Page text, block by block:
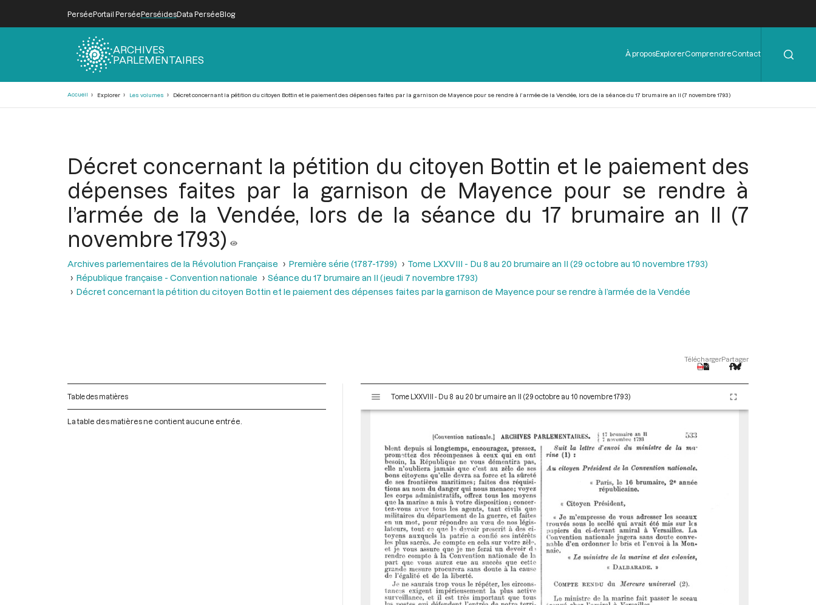
PerséePortail PerséePerséidesData PerséeBlog
ARCHIVES
PARLEMENTAIRES
Menu
de
À proposExplorerComprendreContact
Accueil Explorer Les volumes Décret concernant la pétition du citoyen Bottin et le paiement des dépenses faites par la garnison de Mayence pour se rendre à l’armée de la Vendée, lors de la séance du 17 brumaire an II (7 novembre 1793)
Décret concernant la pétition du citoyen Bottin et le paiement des
dépenses faites par la garnison de Mayence pour se rendre à
l’armée de la Vendée, lors de la séance du 17 brumaire an II (7
novembre 1793)
Archives parlementaires de la Révolution Française Première série (1787-1799)
Tome LXXVIII - Du 8 au 20 brumaire an II (29 octobre au 10 novembre 1793)
République française - Convention nationale
Séance du 17 brumaire an II (jeudi 7 novembre 1793)
Décret concernant la pétition du citoyen Bottin et le paiement des dépenses faites par la garnison de Mayence pour se rendre à l’armée de la Vendée
TéléchargerPartager
Table des matières
La table des matières ne contient aucune entrée.
s
Tome LXXVIII - Du 8 au 20 brumaire an II (29 octobre au 10 novembre 1793)